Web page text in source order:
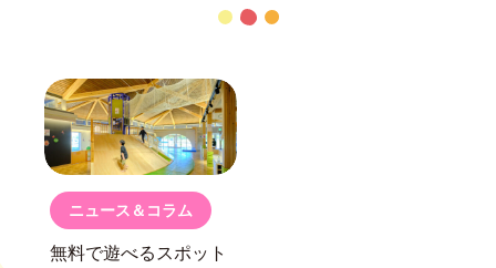
ニュース＆コラム
無料で遊べるスポット